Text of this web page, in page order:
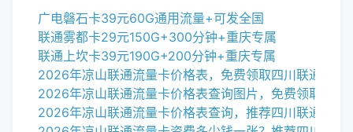
广电磐石卡39元60G通用流量+可发全国
联通雾都卡29元150G+300分钟+重庆专属
联通上坎卡39元190G+200分钟+重庆专属
2026年凉山联通流量卡价格表，免费领取四川联通卡
2026年凉山联通流量卡价格表查询图片，免费领取四川
2026年凉山联通流量卡价格表查询，推荐四川联通卡